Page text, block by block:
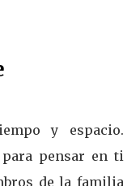
y espacio.
pensar en ti
de la familia